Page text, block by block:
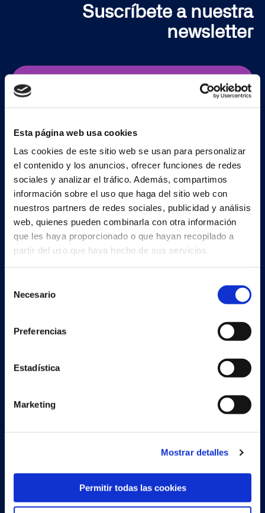
Esta página web usa cookies
Las cookies de este sitio web se usan para personalizar
el contenido y los anuncios, ofrecer funciones de redes
sociales y analizar el tráfico. Además, compartimos
información sobre el uso que haga del sitio web con
nuestros partners de redes sociales, publicidad y análisis
web, quienes pueden combinarla con otra información
que les haya proporcionado o que hayan recopilado a
partir del uso que haya hecho de sus servicios.
Necesario
Preferencias
Estadística
Marketing
Mostrar detalles
Permitir todas las cookies
Suscríbete a nuestra
newsletter
Continia Software
Contáctenos
Conoce al equipo
Sobre Continia
Soluciones
Continia Banking